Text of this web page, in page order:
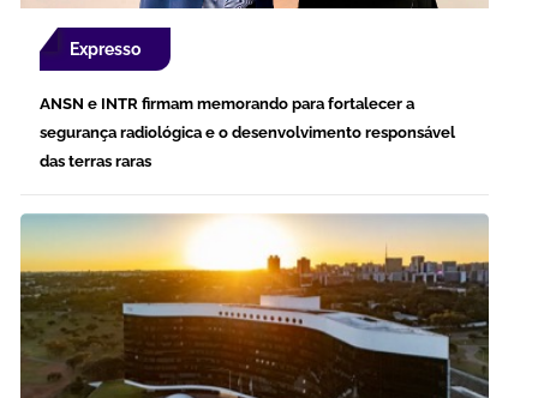
Expresso
ANSN e INTR firmam memorando para fortalecer a
segurança radiológica e o desenvolvimento responsável
das terras raras